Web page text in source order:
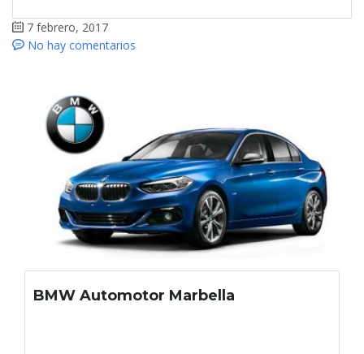
7 febrero, 2017
No hay comentarios
BMW Automotor Marbella